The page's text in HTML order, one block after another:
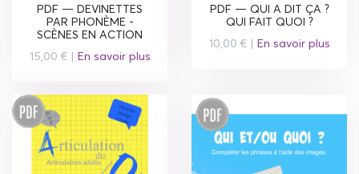
PDF — DEVINETTES
PAR PHONÈME -
SCÈNES EN ACTION
15,00 € | En savoir plus
PDF — QUI A DIT ÇA ?
QUI FAIT QUOI ?
10,00 € | En savoir plus